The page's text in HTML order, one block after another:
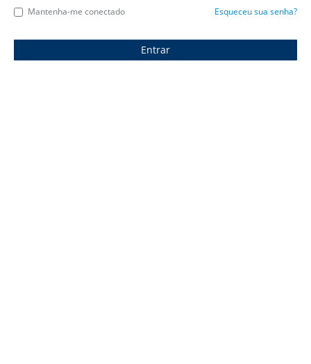
Mantenha-me conectado Esqueceu sua senha?